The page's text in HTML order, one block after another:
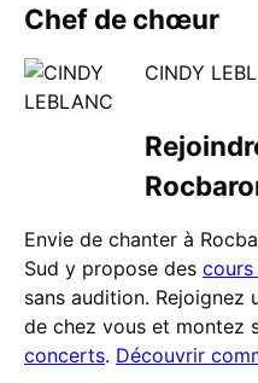
Chef de chœur
CINDY
Envie de chanter à
Sud y propose des cours
sans audition. Rejoignez
de chez vous et montez
concerts. Découvrir